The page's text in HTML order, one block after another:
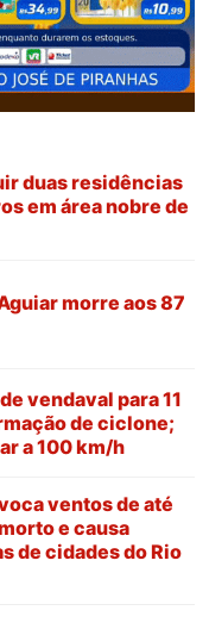
duas residências
em área nobre de
morre aos 87
vendaval para 11
de ciclone;
a 100 km/h
ventos de até
e causa
de cidades do Rio